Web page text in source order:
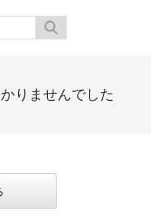
りませんでした